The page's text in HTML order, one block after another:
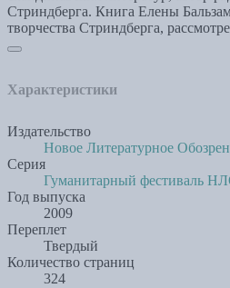
Стриндберга. Книга Елены
творчества Стриндберга,
Характеристики
Издательство
Новое Литературное
Серия
Гуманитарный фестиваль
Год выпуска
2009
Переплет
Твердый
Количество страниц
324